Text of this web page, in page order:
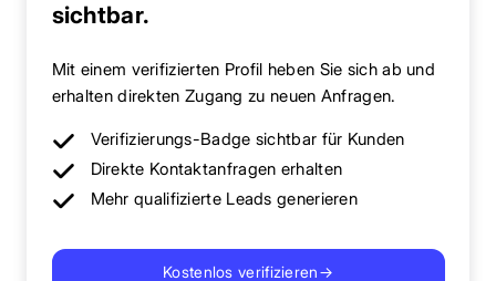
sichtbar.
Mit einem verifizierten Profil heben Sie sich ab und
erhalten direkten Zugang zu neuen Anfragen.
Verifizierungs-Badge sichtbar für Kunden
Direkte Kontaktanfragen erhalten
Mehr qualifizierte Leads generieren
Kostenlos verifizieren→